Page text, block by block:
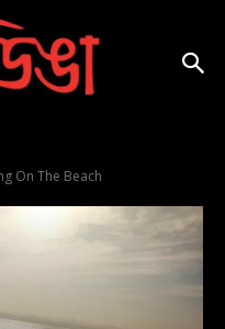
On The Beach